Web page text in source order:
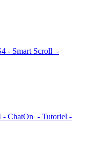
- Smart Scroll -
- ChatOn - Tutoriel -